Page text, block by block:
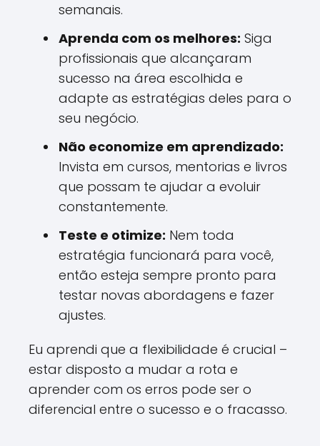
semanais.
Aprenda com os melhores: Siga
profissionais que alcançaram
sucesso na área escolhida e
adapte as estratégias deles para o
seu negócio.
Não economize em aprendizado:
Invista em cursos, mentorias e livros
que possam te ajudar a evoluir
constantemente.
Teste e otimize: Nem toda
estratégia funcionará para você,
então esteja sempre pronto para
testar novas abordagens e fazer
ajustes.
Eu aprendi que a flexibilidade é crucial –
estar disposto a mudar a rota e
aprender com os erros pode ser o
diferencial entre o sucesso e o fracasso.